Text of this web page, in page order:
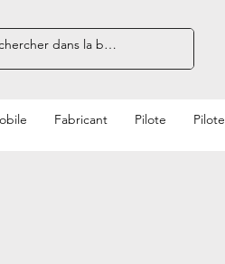
Fabricant Pilote